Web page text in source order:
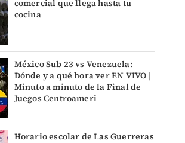
comercial que llega hasta tu
cocina
México Sub 23 vs Venezuela:
Dónde y a qué hora ver EN VIVO |
Minuto a minuto de la Final de
Juegos Centroameri
Horario escolar de Las Guerreras